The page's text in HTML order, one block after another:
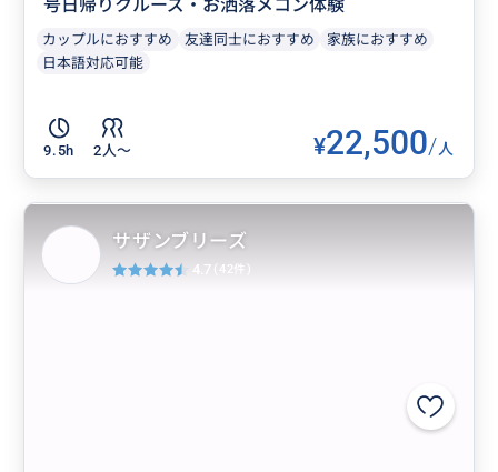
号日帰りクルーズ・お洒落メコン体験
カップルにおすすめ 友達同士におすすめ
家族におすすめ
日本語対応可能
9.5h 2人〜 ¥22,500/人
サザンブリーズ
4.7 (42件)